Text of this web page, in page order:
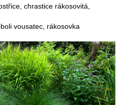
chrastice rákosovitá,
vousatec, rákosovka